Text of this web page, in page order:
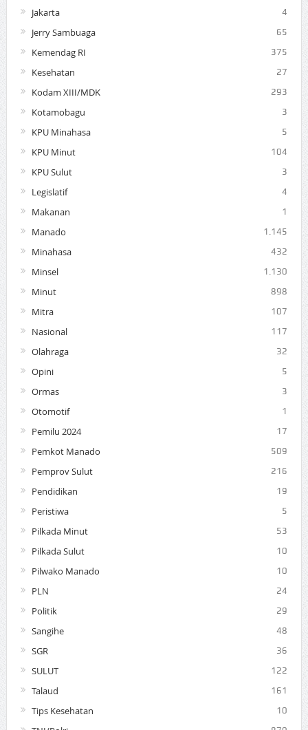
Jakarta 4
Jerry Sambuaga 65
Kemendag RI 375
Kesehatan 27
Kodam XIII/MDK 293
Kotamobagu 3
KPU Minahasa 5
KPU Minut 104
KPU Sulut 3
Legislatif 4
Makanan 1
Manado 1.145
Minahasa 432
Minsel 1.130
Minut 898
Mitra 107
Nasional 117
Olahraga 32
Opini 5
Ormas 3
Otomotif 1
Pemilu 2024 17
Pemkot Manado 509
Pemprov Sulut 216
Pendidikan 19
Peristiwa 5
Pilkada Minut 53
Pilkada Sulut 10
Pilwako Manado 10
PLN 24
Politik 29
Sangihe 48
SGR 36
SULUT 122
Talaud 161
Tips Kesehatan 10